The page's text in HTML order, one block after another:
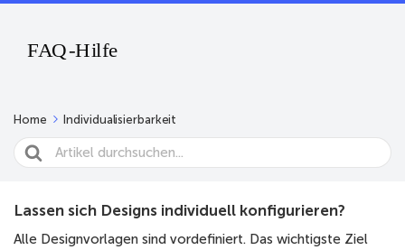
Home Individualisierbarkeit
Search
For
Lassen sich Designs individuell konfigurieren?
Alle Designvorlagen sind vordefiniert. Das wichtigste Ziel